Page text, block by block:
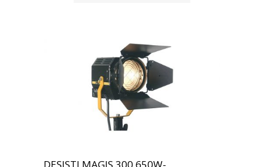
DESISTI MAGIS 300 650W-